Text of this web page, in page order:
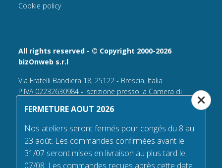
All rights reserved - © Copyright 2000-2026
bizOnweb s.r.l
Via Fratelli Bandiera 18, 25122 - Brescia, Italia
P.IVA 02232630984 - Iscrizione presso la Camera di
n° REA 432569 Capitale sociale versato Euro 25.000,00.
Tel +39.030 6394506
Email:info@flagsonline.fr
PEC bizonweb@mailcertiﬁcatapec.it
Cookie policy
FERMETURE AOUT 2026
Nos ateliers seront fermés pour congés du 8 au
23 août. Les commandes confirmées avant le
31/07 seront mises en livraison au plus tard le
07/08. Les commandes reçues après cette date